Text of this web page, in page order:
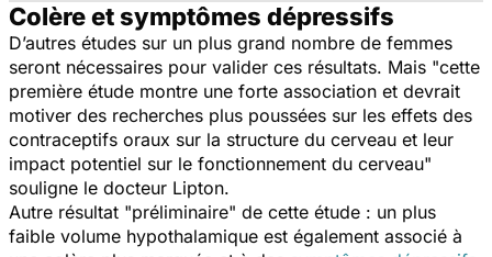
Colère et symptômes dépressifs
D’autres études sur un plus grand nombre de femmes
seront nécessaires pour valider ces résultats. Mais "cette
première étude montre une forte association et devrait
motiver des recherches plus poussées sur les effets des
contraceptifs oraux sur la structure du cerveau et leur
impact potentiel sur le fonctionnement du cerveau"
souligne le docteur Lipton.
Autre résultat "préliminaire" de cette étude : un plus
faible volume hypothalamique est également associé à